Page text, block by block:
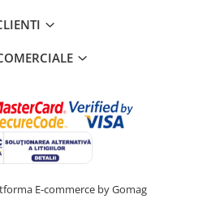
E-commerce by Gomag